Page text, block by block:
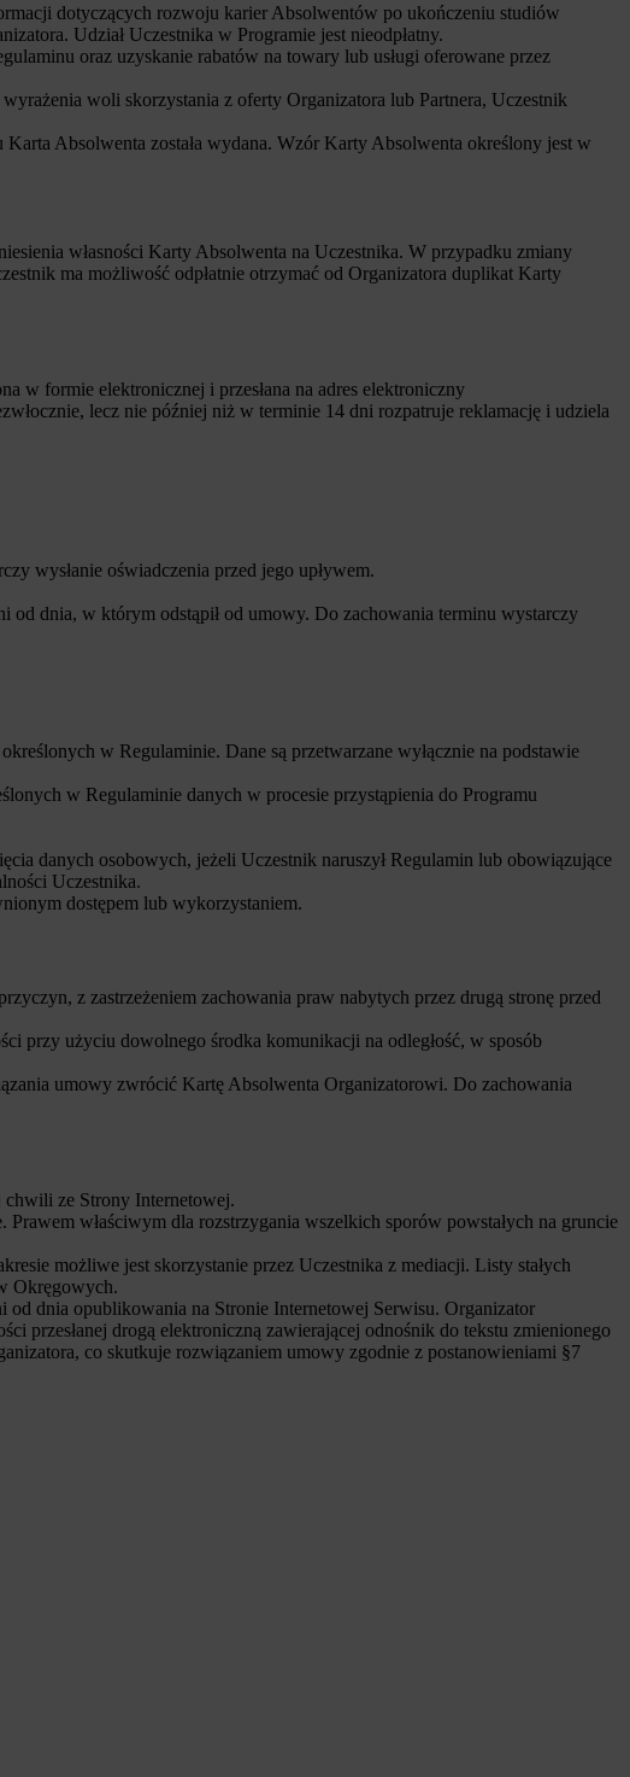
dotyczących rozwoju karier Absolwentów po ukończeniu studiów
Udział Uczestnika w Programie jest nieodpłatny.
oraz uzyskanie rabatów na towary lub usługi oferowane przez
woli skorzystania z oferty Organizatora lub Partnera, Uczestnik
Absolwenta została wydana. Wzór Karty Absolwenta określony jest w
własności Karty Absolwenta na Uczestnika. W przypadku zmiany
ma możliwość odpłatnie otrzymać od Organizatora duplikat Karty
w formie elektronicznej i przesłana na adres elektroniczny
lecz nie później niż w terminie 14 dni rozpatruje reklamację i udziela
wysłanie oświadczenia przed jego upływem.
dnia, w którym odstąpił od umowy. Do zachowania terminu wystarczy
w Regulaminie. Dane są przetwarzane wyłącznie na podstawie
w Regulaminie danych w procesie przystąpienia do Programu
danych osobowych, jeżeli Uczestnik naruszył Regulamin lub obowiązujące
Uczestnika.
dostępem lub wykorzystaniem.
z zastrzeżeniem zachowania praw nabytych przez drugą stronę przed
przy użyciu dowolnego środka komunikacji na odległość, w sposób
umowy zwrócić Kartę Absolwenta Organizatorowi. Do zachowania
chwili ze Strony Internetowej.
właściwym dla rozstrzygania wszelkich sporów powstałych na gruncie
możliwe jest skorzystanie przez Uczestnika z mediacji. Listy stałych
Okręgowych.
dnia opublikowania na Stronie Internetowej Serwisu. Organizator
przesłanej drogą elektroniczną zawierającej odnośnik do tekstu zmienionego
co skutkuje rozwiązaniem umowy zgodnie z postanowieniami §7